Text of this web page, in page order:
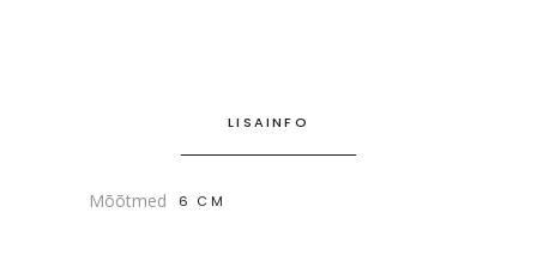
LISAINFO
Mõõtmed 6 CM